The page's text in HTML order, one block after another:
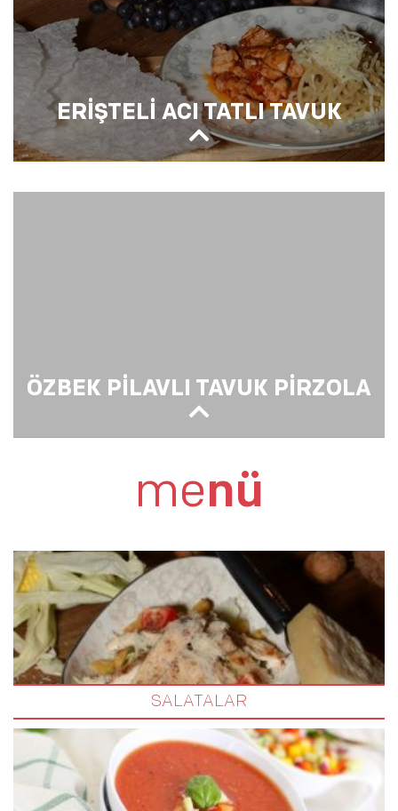
ERİŞTELİ ACI TATLI TAVUK
ÖZBEK PİLAVLI TAVUK PİRZOLA
menü
SALATALAR